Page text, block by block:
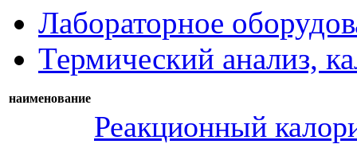
Лабораторное
Термический анализ,
наименование
Реакционный